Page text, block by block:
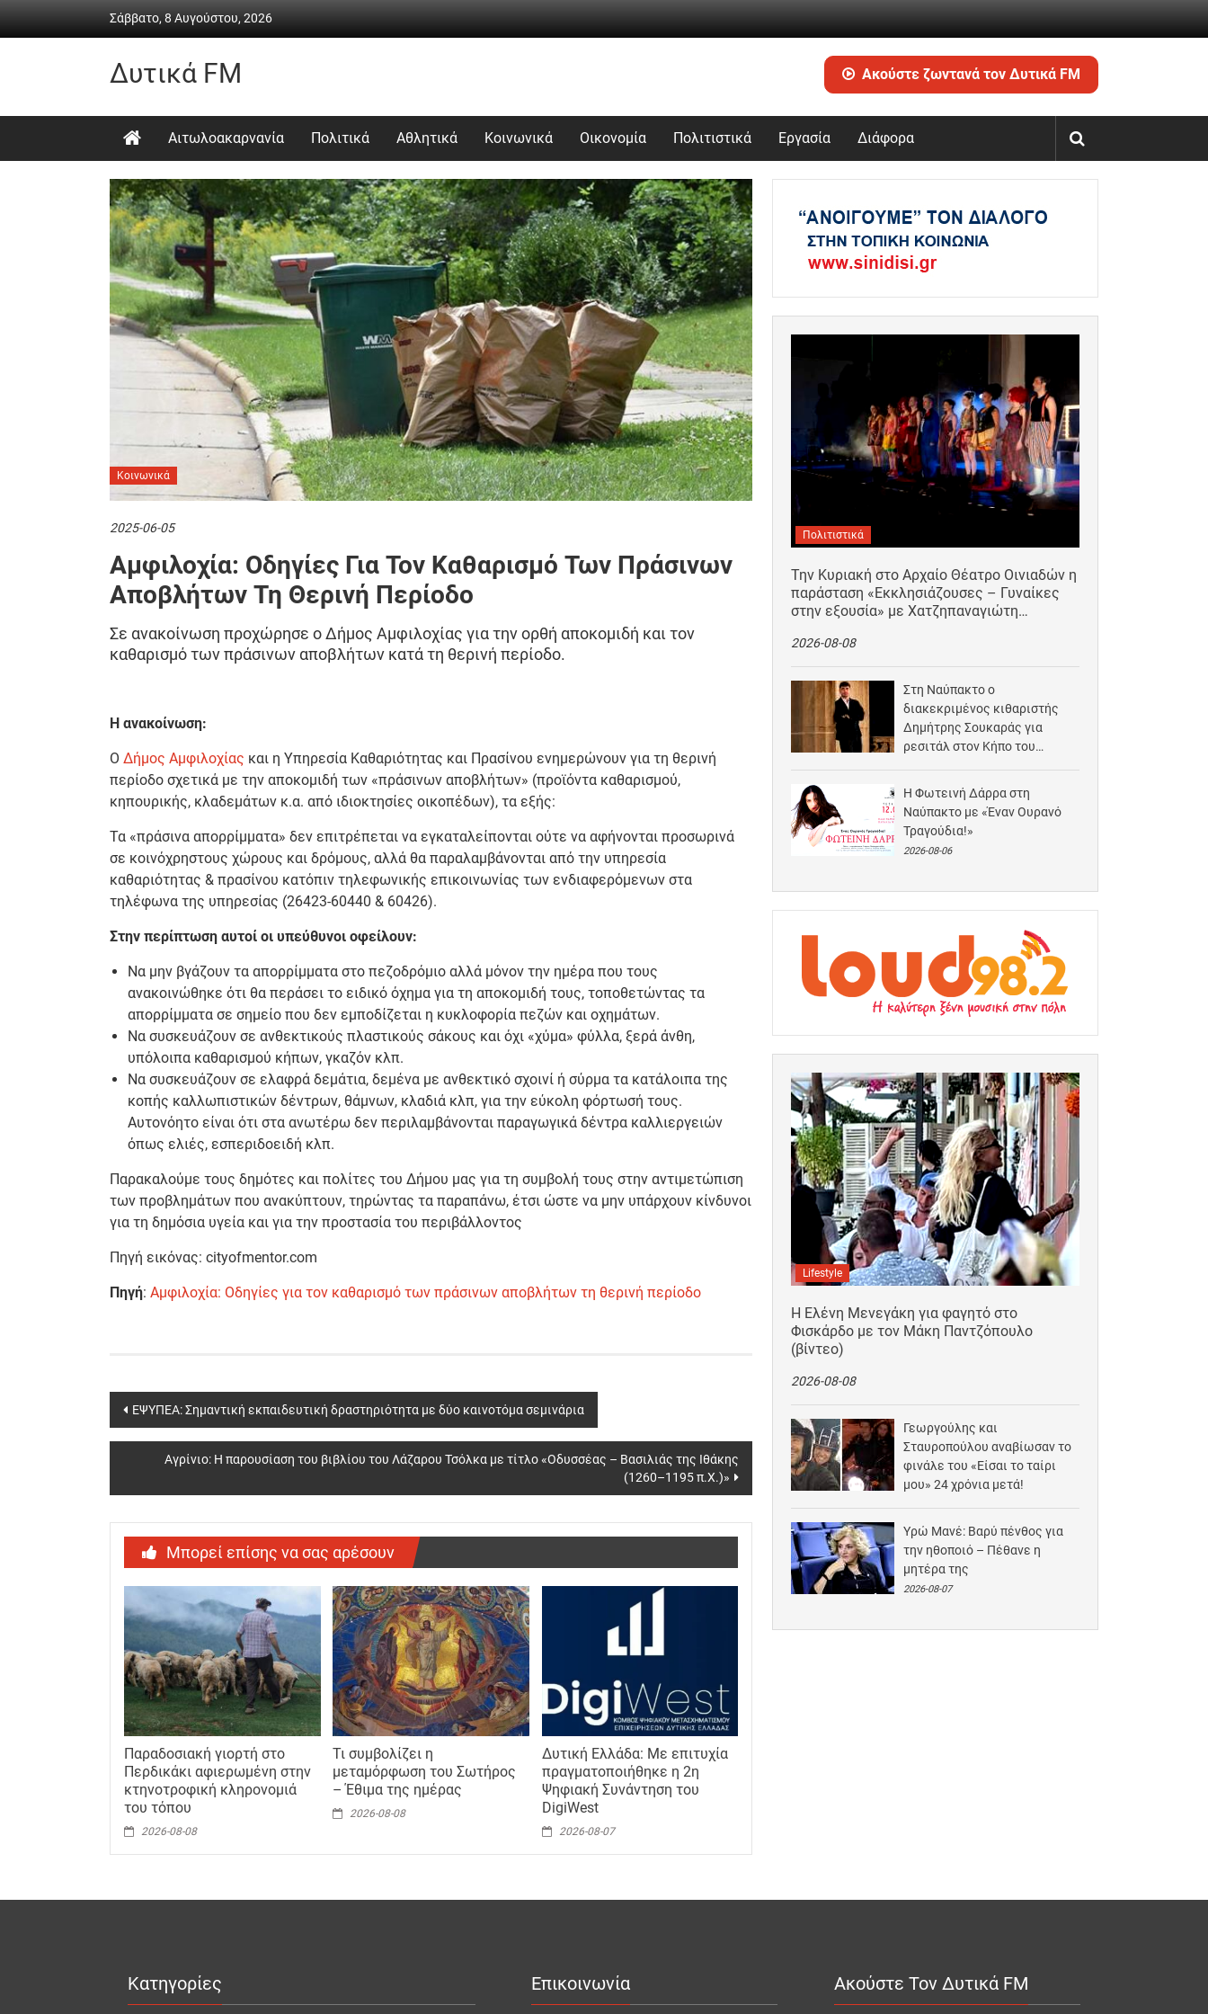
Σάββατο, 8 Αυγούστου, 2026
Δυτικά FM
Καθημερινή
&
ψυχαγωγία
Ακούστε ζωντανά τον Δυτικά FM
Αιτωλοακαρνανία Πολιτικά Αθλητικά Κοινωνικά Οικονομία Πολιτιστικά Εργασία Διάφορα
Κοινωνικά
2025-06-05
Αμφιλοχία: Οδηγίες Για Τον Καθαρισμό Των Πράσινων
Αποβλήτων Τη Θερινή Περίοδο
Σε ανακοίνωση προχώρησε ο Δήμος Αμφιλοχίας για την ορθή αποκομιδή και τον
καθαρισμό των πράσινων αποβλήτων κατά τη θερινή περίοδο.
Η ανακοίνωση:
O Δήμος Αμφιλοχίας και η Υπηρεσία Καθαριότητας και Πρασίνου ενημερώνουν για τη θερινή
περίοδο σχετικά με την αποκομιδή των «πράσινων αποβλήτων» (προϊόντα καθαρισμού,
κηπουρικής, κλαδεμάτων κ.α. από ιδιοκτησίες οικοπέδων), τα εξής:
Τα «πράσινα απορρίμματα» δεν επιτρέπεται να εγκαταλείπονται ούτε να αφήνονται προσωρινά
σε κοινόχρηστους χώρους και δρόμους, αλλά θα παραλαμβάνονται από την υπηρεσία
καθαριότητας & πρασίνου κατόπιν τηλεφωνικής επικοινωνίας των ενδιαφερόμενων στα
τηλέφωνα της υπηρεσίας (26423-60440 & 60426).
Στην περίπτωση αυτοί οι υπεύθυνοι οφείλουν:
Να μην βγάζουν τα απορρίμματα στο πεζοδρόμιο αλλά μόνον την ημέρα που τους
ανακοινώθηκε ότι θα περάσει το ειδικό όχημα για τη αποκομιδή τους, τοποθετώντας τα
απορρίμματα σε σημείο που δεν εμποδίζεται η κυκλοφορία πεζών και οχημάτων.
Να συσκευάζουν σε ανθεκτικούς πλαστικούς σάκους και όχι «χύμα» φύλλα, ξερά άνθη,
υπόλοιπα καθαρισμού κήπων, γκαζόν κλπ.
Να συσκευάζουν σε ελαφρά δεμάτια, δεμένα με ανθεκτικό σχοινί ή σύρμα τα κατάλοιπα της
κοπής καλλωπιστικών δέντρων, θάμνων, κλαδιά κλπ, για την εύκολη φόρτωσή τους.
Αυτονόητο είναι ότι στα ανωτέρω δεν περιλαμβάνονται παραγωγικά δέντρα καλλιεργειών
όπως ελιές, εσπεριδοειδή κλπ.
Παρακαλούμε τους δημότες και πολίτες του Δήμου μας για τη συμβολή τους στην αντιμετώπιση
των προβλημάτων που ανακύπτουν, τηρώντας τα παραπάνω, έτσι ώστε να μην υπάρχουν κίνδυνοι
για τη δημόσια υγεία και για την προστασία του περιβάλλοντος
Πηγή εικόνας: cityofmentor.com
Πηγή: Αμφιλοχία: Οδηγίες για τον καθαρισμό των πράσινων αποβλήτων τη θερινή περίοδο
Post
navigation
ΕΨΥΠΕΑ: Σημαντική εκπαιδευτική δραστηριότητα με δύο καινοτόμα σεμινάρια
Αγρίνιο: Η παρουσίαση του βιβλίου του Λάζαρου Τσόλκα με τίτλο «Οδυσσέας – Βασιλιάς της Ιθάκης
(1260–1195 π.Χ.)»
Μπορεί επίσης να σας αρέσουν
Παραδοσιακή γιορτή στο
Περδικάκι αφιερωμένη στην
κτηνοτροφική κληρονομιά
του τόπου
2026-08-08
Τι συμβολίζει η
μεταμόρφωση του Σωτήρος
– Έθιμα της ημέρας
2026-08-08
Δυτική Ελλάδα: Με επιτυχία
πραγματοποιήθηκε η 2η
Ψηφιακή Συνάντηση του
DigiWest
2026-08-07
Πολιτιστικά
Την Κυριακή στο Αρχαίο Θέατρο Οινιαδών η
παράσταση «Εκκλησιάζουσες – Γυναίκες
στην εξουσία» με Χατζηπαναγιώτη…
2026-08-08
Στη Ναύπακτο ο
διακεκριμένος κιθαριστής
Δημήτρης Σουκαράς για
ρεσιτάλ στον Κήπο του
Η Φωτεινή Δάρρα στη
Ναύπακτο με «Έναν Ουρανό
Τραγούδια!»
2026-08-06
Lifestyle
Η Ελένη Μενεγάκη για φαγητό στο
Φισκάρδο με τον Μάκη Παντζόπουλο
(βίντεο)
2026-08-08
Γεωργούλης και
Σταυροπούλου αναβίωσαν το
φινάλε του «Είσαι το ταίρι
μου» 24 χρόνια μετά!
Υρώ Μανέ: Βαρύ πένθος για
την ηθοποιό – Πέθανε η
μητέρα της
2026-08-07
Κατηγορίες Επικοινωνία Ακούστε Τον Δυτικά FM